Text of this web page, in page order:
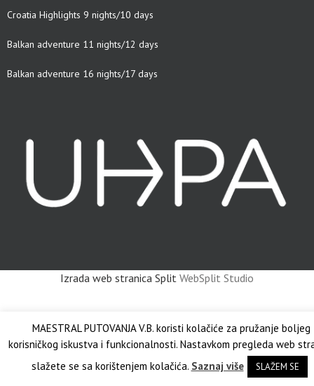
Croatia Highlights 9 nights/10 days
Balkan adventure 11 nights/12 days
Balkan adventure 16 nights/17 days
Izrada web stranica Split WebSplit Studio
MAESTRAL PUTOVANJA V.B. koristi kolačiće za pružanje boljeg
korisničkog iskustva i funkcionalnosti. Nastavkom pregleda web
slažete se sa korištenjem kolačića. Saznaj više SLAŽEM SE